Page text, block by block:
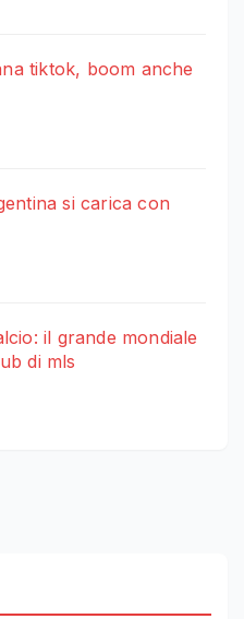
tiktok, boom anche
si carica con
il grande mondiale
di mls